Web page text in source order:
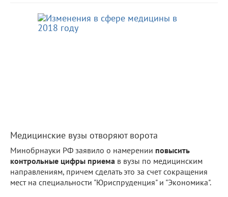
Медицинские вузы отворяют ворота
Минобрнауки РФ заявило о намерении повысить
контрольные цифры приема в вузы по медицинским
направлениям, причем сделать это за счет сокращения
мест на специальности "Юриспруденция" и "Экономика".